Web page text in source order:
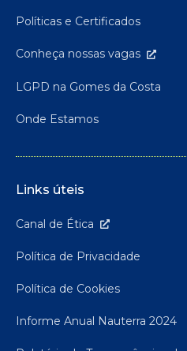
Políticas e Certificados
Conheça nossas vagas
LGPD na Gomes da Costa
Onde Estamos
Links úteis
Canal de Ética
Política de Privacidade
Política de Cookies
Informe Anual Nauterra 2024